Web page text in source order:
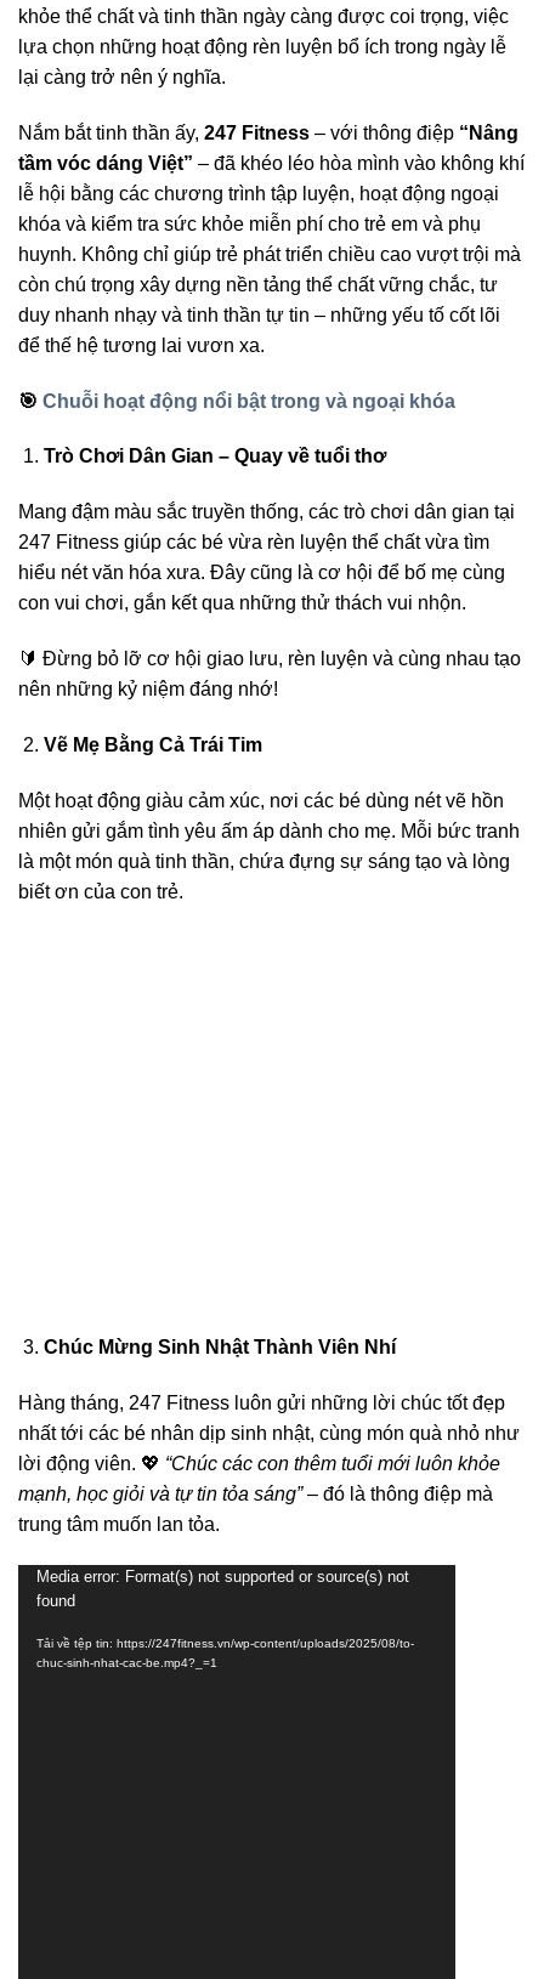
khỏe thể chất và tinh thần ngày càng được coi trọng, việc
lựa chọn những hoạt động rèn luyện bổ ích trong ngày lễ
lại càng trở nên ý nghĩa.
Nắm bắt tinh thần ấy, 247 Fitness – với thông điệp “Nâng
tầm vóc dáng Việt” – đã khéo léo hòa mình vào không khí
lễ hội bằng các chương trình tập luyện, hoạt động ngoại
khóa và kiểm tra sức khỏe miễn phí cho trẻ em và phụ
huynh. Không chỉ giúp trẻ phát triển chiều cao vượt trội mà
còn chú trọng xây dựng nền tảng thể chất vững chắc, tư
duy nhanh nhạy và tinh thần tự tin – những yếu tố cốt lõi
để thế hệ tương lai vươn xa.
🎯 Chuỗi hoạt động nổi bật trong và ngoại khóa
Trò Chơi Dân Gian – Quay về tuổi thơ
Mang đậm màu sắc truyền thống, các trò chơi dân gian tại
247 Fitness giúp các bé vừa rèn luyện thể chất vừa tìm
hiểu nét văn hóa xưa. Đây cũng là cơ hội để bố mẹ cùng
con vui chơi, gắn kết qua những thử thách vui nhộn.
🔰 Đừng bỏ lỡ cơ hội giao lưu, rèn luyện và cùng nhau tạo
nên những kỷ niệm đáng nhớ!
Vẽ Mẹ Bằng Cả Trái Tim
Một hoạt động giàu cảm xúc, nơi các bé dùng nét vẽ hồn
nhiên gửi gắm tình yêu ấm áp dành cho mẹ. Mỗi bức tranh
là một món quà tinh thần, chứa đựng sự sáng tạo và lòng
biết ơn của con trẻ.
Chúc Mừng Sinh Nhật Thành Viên Nhí
Hàng tháng, 247 Fitness luôn gửi những lời chúc tốt đẹp
nhất tới các bé nhân dịp sinh nhật, cùng món quà nhỏ như
lời động viên. 💖 “Chúc các con thêm tuổi mới luôn khỏe
mạnh, học giỏi và tự tin tỏa sáng”– đó là thông điệp mà
trung tâm muốn lan tỏa.
Trình
chơi
Video
Media error: Format(s) not supported or source(s) not
found
Tải về tệp tin: https://247fitness.vn/wp-content/uploads/2025/08/to-
chuc-sinh-nhat-cac-be.mp4?_=1